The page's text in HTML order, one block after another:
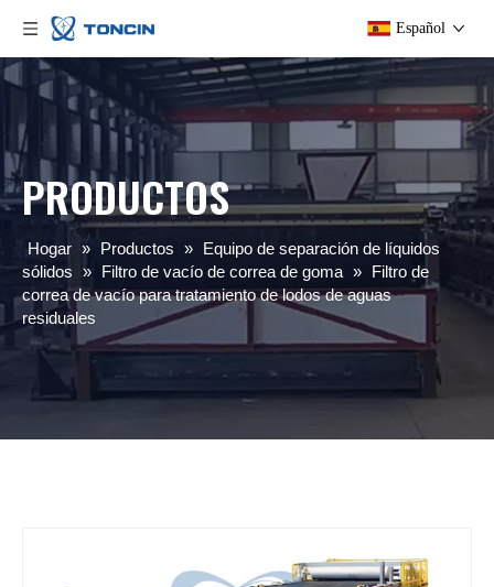
Español
PRODUCTOS
Hogar » Productos » Equipo de separación de líquidos
sólidos » Filtro de vacío de correa de goma » Filtro de
correa de vacío para tratamiento de lodos de aguas
residuales